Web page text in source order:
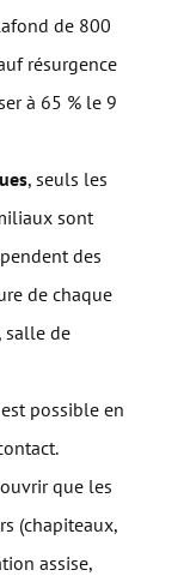
de 800
résurgence
à 65 % le 9
, seuls les
sont
des
de chaque
salle de
possible en
que les
(chapiteaux,
assise,